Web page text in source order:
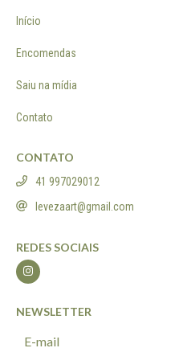
Início
Encomendas
Saiu na mídia
Contato
CONTATO
41 997029012
levezaart@gmail.com
REDES SOCIAIS
NEWSLETTER